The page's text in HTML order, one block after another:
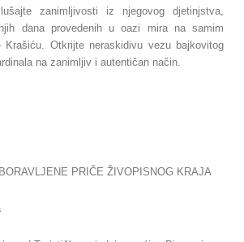
zanimljivosti iz njegovog djetinjstva,
dana provedenih u oazi mira na samim
Krašiću. Otkrijte neraskidivu vezu bajkovitog
na zanimljiv i autentičan način.
PRIČE ŽIVOPISNOG KRAJA